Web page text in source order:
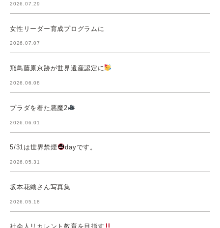
2026.07.29
女性リーダー育成プログラムに
2026.07.07
飛鳥藤原京跡が世界遺産認定に
2026.06.08
プラダを着た悪魔2
2026.06.01
5/31は世界禁煙 dayです。
2026.05.31
坂本花織さん写真集
2026.05.18
社会人リカレント教育を目指す